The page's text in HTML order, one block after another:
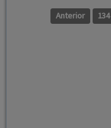
Anterior 134